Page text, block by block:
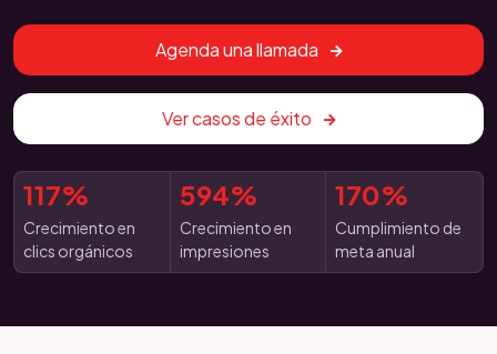
Agenda una llamada
Ver casos de éxito
117%
Crecimiento en
clics orgánicos
594%
Crecimiento en
impresiones
170%
Cumplimiento de
meta anual